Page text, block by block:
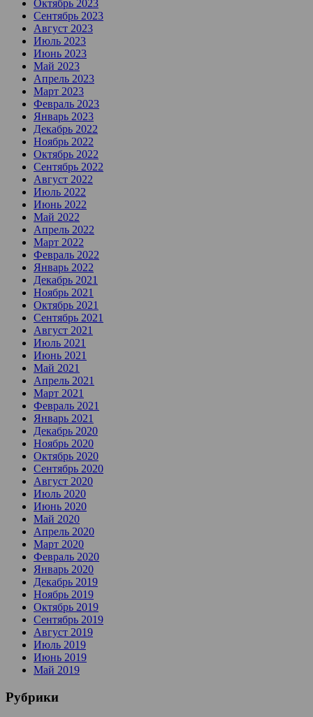
Октябрь 2023
Сентябрь 2023
Август 2023
Июль 2023
Июнь 2023
Май 2023
Апрель 2023
Март 2023
Февраль 2023
Январь 2023
Декабрь 2022
Ноябрь 2022
Октябрь 2022
Сентябрь 2022
Август 2022
Июль 2022
Июнь 2022
Май 2022
Апрель 2022
Март 2022
Февраль 2022
Январь 2022
Декабрь 2021
Ноябрь 2021
Октябрь 2021
Сентябрь 2021
Август 2021
Июль 2021
Июнь 2021
Май 2021
Апрель 2021
Март 2021
Февраль 2021
Январь 2021
Декабрь 2020
Ноябрь 2020
Октябрь 2020
Сентябрь 2020
Август 2020
Июль 2020
Июнь 2020
Май 2020
Апрель 2020
Март 2020
Февраль 2020
Январь 2020
Декабрь 2019
Ноябрь 2019
Октябрь 2019
Сентябрь 2019
Август 2019
Июль 2019
Июнь 2019
Май 2019
Рубрики